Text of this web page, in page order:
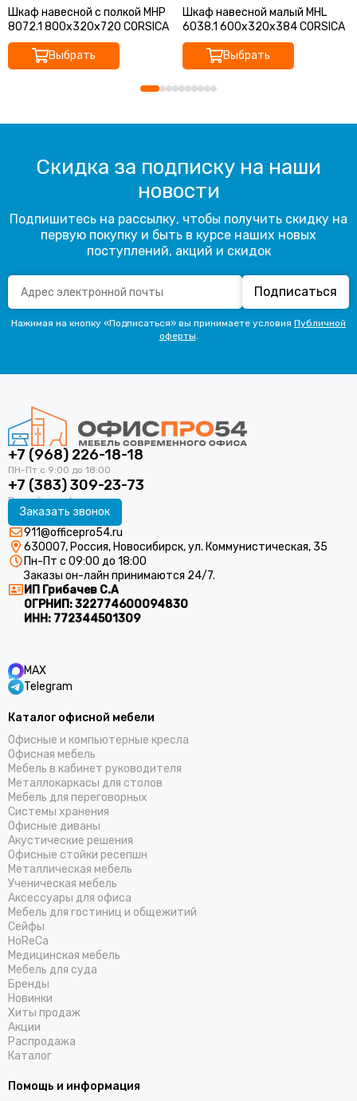
Шкаф навесной с полкой MHP
8072.1 800х320х720 CORSICA
Выбрать
Шкаф навесной малый MHL
6038.1 600х320х384 CORSICA
Выбрать
Скидка за подписку на наши
новости
Подпишитесь на рассылку, чтобы получить скидку на
первую покупку и быть в курсе наших новых
поступлений, акций и скидок
Подписаться
Нажимая на кнопку «Подписаться» вы принимаете условия Публичной
оферты.
+7 (968) 226-18-18
+7 (383) 309-23-73
Заказать звонок
911@officepro54.ru
630007, Россия, Новосибирск, ул. Коммунистическая, 35
Пн-Пт с 09:00 до 18:00
Заказы он-лайн принимаются 24/7.
ИП Грибачев С.А
ОГРНИП:322774600094830
ИНН: 772344501309
MAX
Telegram
Каталог офисной мебели
Офисные и компьютерные кресла
Офисная мебель
Мебель в кабинет руководителя
Металлокаркасы для столов
Мебель для переговорных
Системы хранения
Офисные диваны
Акустические решения
Офисные стойки ресепшн
Металлическая мебель
Ученическая мебель
Аксессуары для офиса
Мебель для гостиниц и общежитий
Cейфы
HoReCa
Медицинская мебель
Мебель для суда
Бренды
Новинки
Хиты продаж
Акции
Распродажа
Каталог
Помощь и информация